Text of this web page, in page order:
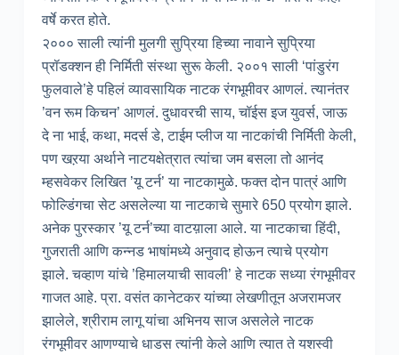
वर्षे करत होते.
२००० साली त्यांनी मुलगी सुप्रिया हिच्या नावाने सुप्रिया
प्रॉडक्शन ही निर्मिती संस्था सुरू केली. २००१ साली ‘पांडुरंग
फुलवाले’हे पहिलं व्यावसायिक नाटक रंगभूमीवर आणलं. त्यानंतर
’वन रूम किचन’ आणलं. दुधावरची साय, चॉईस इज युवर्स, जाऊ
दे ना भाई, कथा, मदर्स डे, टाईम प्लीज या नाटकांची निर्मिती केली,
पण खऱया अर्थाने नाटयक्षेत्रात त्यांचा जम बसला तो आनंद
म्हसवेकर लिखित ’यू टर्न’ या नाटकामुळे. फक्त दोन पात्रं आणि
फोल्डिंगचा सेट असलेल्या या नाटकाचे सुमारे 650 प्रयोग झाले.
अनेक पुरस्कार ’यू टर्न’च्या वाटय़ाला आले. या नाटकाचा हिंदी,
गुजराती आणि कन्नड भाषांमध्ये अनुवाद होऊन त्याचे प्रयोग
झाले. चव्हाण यांचे ’हिमालयाची सावली’ हे नाटक सध्या रंगभूमीवर
गाजत आहे. प्रा. वसंत कानेटकर यांच्या लेखणीतून अजरामजर
झालेले, श्रीराम लागू यांचा अभिनय साज असलेले नाटक
रंगभूमीवर आणण्याचे धाडस त्यांनी केले आणि त्यात ते यशस्वी